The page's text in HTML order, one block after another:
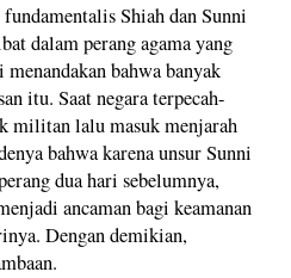
Shiah dan Sunni
dalam perang agama yang
bahwa banyak
itu. Saat negara terpecah-
militan lalu masuk menjarah
bahwa karena unsur Sunni
dua hari sebelumnya,
ancaman bagi keamanan
Dengan demikian,